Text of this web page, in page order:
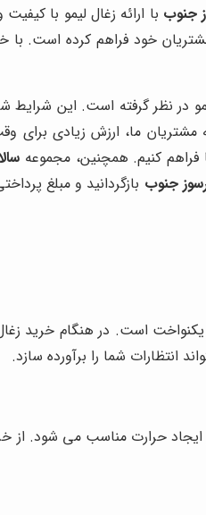
جنوب با ارائه زغال لیمو با
خود فراهم کرده است. با
در نظر گرفته است. این
ما، ارزش زیادی برای
فراهم کنیم. همچنین، مجموعه
جنوب بازگردانید و مبلغ
است. در هنگام خرید
انتظارات شما را برآورده سازد.
حرارت مناسب می شود. از